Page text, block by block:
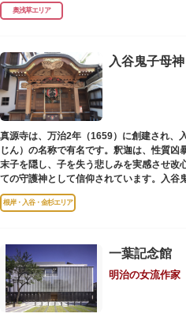
奥浅草エリア
入谷鬼子母神
真源寺は、万治2年（1659）に創建され、
じん）の名称で有名です。釈迦は、性質凶
末子を隠し、子を失う悲しみを実感させ改
ての守護神として信仰されています。入谷
った由来からツノのない「おに」の文字を
根岸・入谷・金杉エリア
一葉記念館
明治の女流作